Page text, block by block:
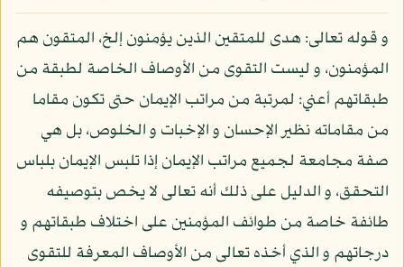
و قوله تعالى: هدى للمتقين الذين يؤمنون إلخ، المتقون هم
المؤمنون، و ليست التقوى من الأوصاف الخاصة لطبقة من
طبقاتهم أعني: لمرتبة من مراتب الإيمان حتى تكون مقاما
من مقاماته نظير الإحسان و الإخبات و الخلوص، بل هي
صفة مجامعة لجميع مراتب الإيمان إذا تلبس الإيمان بلباس
التحقق، و الدليل على ذلك أنه تعالى لا يخص بتوصيفه
طائفة خاصة من طوائف المؤمنين على اختلاف طبقاتهم و
درجاتهم و الذي أخذه تعالى من الأوصاف المعرفة للتقوى